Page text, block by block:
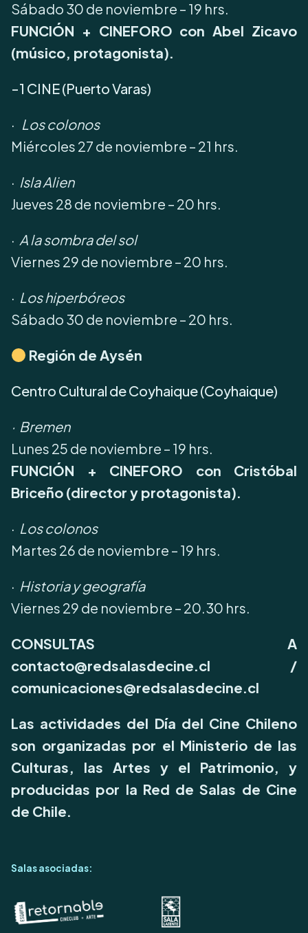
Sábado 30 de noviembre – 19 hrs.
FUNCIÓN + CINEFORO con Abel Zicavo
(músico, protagonista).
-1 CINE (Puerto Varas)
· Los colonos
Miércoles 27 de noviembre – 21 hrs.
· Isla Alien
Jueves 28 de noviembre – 20 hrs.
· A la sombra del sol
Viernes 29 de noviembre – 20 hrs.
· Los hiperbóreos
Sábado 30 de noviembre – 20 hrs.
Región de Aysén
Centro Cultural de Coyhaique (Coyhaique)
· Bremen
Lunes 25 de noviembre – 19 hrs.
FUNCIÓN + CINEFORO con Cristóbal
Briceño (director y protagonista).
· Los colonos
Martes 26 de noviembre – 19 hrs.
· Historia y geografía
Viernes 29 de noviembre – 20.30 hrs.
CONSULTAS A
contacto@redsalasdecine.cl /
comunicaciones@redsalasdecine.cl
Las actividades del Día del Cine Chileno
son organizadas por el Ministerio de las
Culturas, las Artes y el Patrimonio, y
producidas por la Red de Salas de Cine
de Chile.
Salas asociadas: